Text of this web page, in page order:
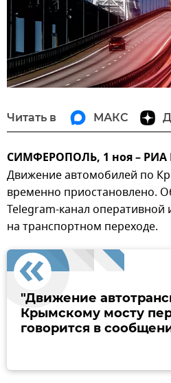
Читать в МАКС
СИМФЕРОПОЛЬ, 1 ноя – РИА
Движение автомобилей по
временно приостановлено.
Telegram-канал
на транспортном переходе.
"Движение
Крымскому мосту
говорится в